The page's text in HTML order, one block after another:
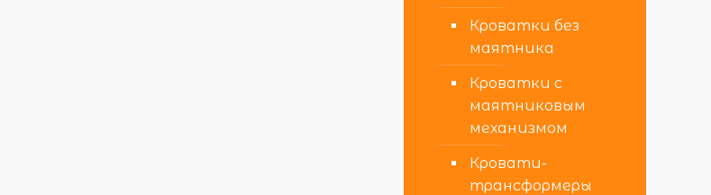
Кроватки без
маятника
Кроватки с
маятниковым
механизмом
Кровати-
трансформеры